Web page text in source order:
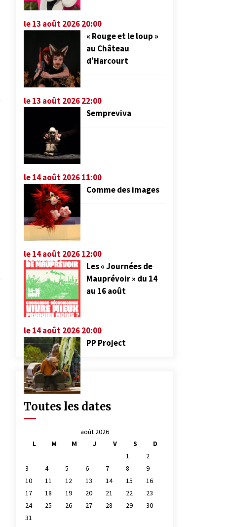
le 13 août 2026 20:00
« Rouge et le loup »
au Château
d’Harcourt
le 13 août 2026 22:00
Sempreviva
le 14 août 2026 11:00
Comme des images
le 14 août 2026 12:00
Les « Journées de
Mauprévoir » du 14
au 16 août
le 14 août 2026 20:00
PP Project
Toutes les dates
août 2026
L
M M J V S
D
1
2
3
4 5 6 7 8
9
10
11 12 13 14 15
16
17
18 19 20 21 22
23
24
25 26 27 28 29
30
31